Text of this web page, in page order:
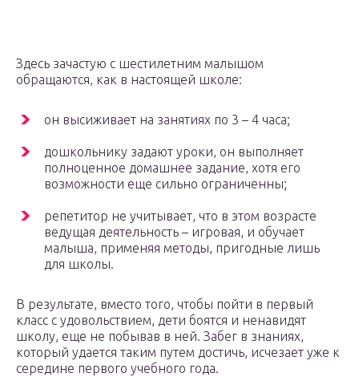
Здесь зачастую с шестилетним малышом
обращаются, как в настоящей школе:
он высиживает на занятиях по 3 – 4 часа;
дошкольнику задают уроки, он выполняет
полноценное домашнее задание, хотя его
возможности еще сильно ограниченны;
репетитор не учитывает, что в этом возрасте
ведущая деятельность – игровая, и обучает
малыша, применяя методы, пригодные лишь
для школы.
В результате, вместо того, чтобы пойти в первый
класс с удовольствием, дети боятся и ненавидят
школу, еще не побывав в ней. Забег в знаниях,
который удается таким путем достичь, исчезает уже к
середине первого учебного года.